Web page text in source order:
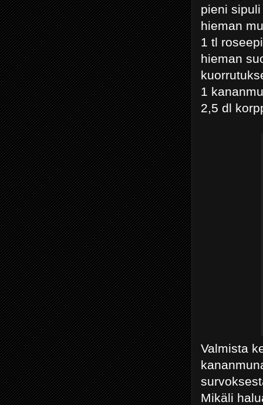
pieni sipuli
hieman
1 tl
hieman
1
2,5 dl
Valmista
Mikäli